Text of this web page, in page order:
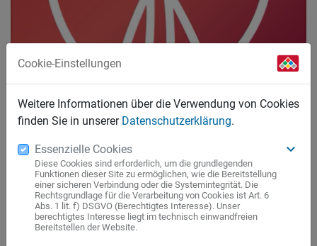
Mit der gesund.de App lösen Sie Ihr E-Rezept von der Gesundheitskarte
online ein. Halten Sie dazu die Karte an Ihr Handy. CardLink macht es
möglich!
Seit Sptember 2024 es noch einfacher, Ihr E-Rezept in der
Neptun-Apotheke einzulösen. Sie nutzen dafür Ihre
Cookie-Einstellungen
Weitere Informationen über die Verwendung von Cookies
finden Sie in unserer Datenschutzerklärung.
Essenzielle Cookies keyboard_arrow_down
Diese Cookies sind erforderlich, um die grundlegenden
Funktionen dieser Site zu ermöglichen, wie die Bereitstellung
einer sicheren Verbindung oder die Systemintegrität. Die
Rechtsgrundlage für die Verarbeitung von Cookies ist Art. 6
Abs. 1 lit. f) DSGVO (Berechtigtes Interesse). Unser
berechtigtes Interesse liegt im technisch einwandfreien
Bereitstellen der Website.